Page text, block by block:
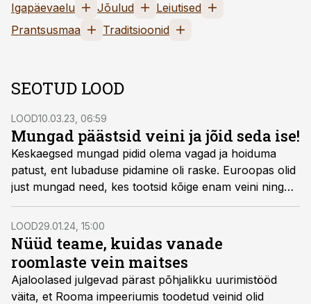
Igapäevaelu Jõulud
Leiutised
Prantsusmaa
Traditsioonid
SEOTUD LOOD
LOOD10.03.23, 06:59
Mungad päästsid veini ja jõid seda ise!
Keskaegsed mungad pidid olema vagad ja hoiduma
patust, ent lubaduse pidamine oli raske. Euroopas olid
just mungad need, kes tootsid kõige enam veini ning
kloostrite keldrid olid joovastavaid jooke täis.
LOOD29.01.24, 15:00
Nüüd teame, kuidas vanade
roomlaste vein maitses
Ajaloolased julgevad pärast põhjalikku uurimistööd
väita, et Rooma impeeriumis toodetud veinid olid